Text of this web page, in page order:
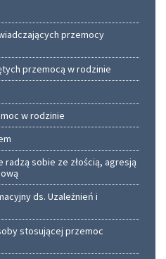
przemocy
przemocą w rodzinie
w rodzinie
sobie ze złością, agresją
ds. Uzależnień i
stosującej przemoc